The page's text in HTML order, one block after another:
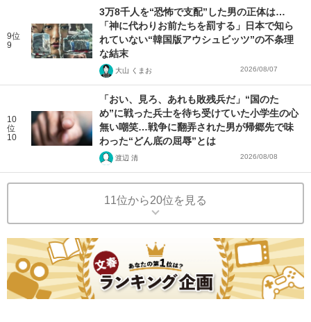
9位
9
3万8千人を“恐怖で支配”した男の正体は…
「神に代わりお前たちを罰する」日本で知ら
れていない“韓国版アウシュビッツ”の不条理
な結末
大山 くまお 2026/08/07
10
位
10
「おい、見ろ、あれも敗残兵だ」“国のた
め”に戦った兵士を待ち受けていた小学生の心
無い嘲笑…戦争に翻弄された男が帰郷先で味
わった“どん底の屈辱”とは
渡辺 清 2026/08/08
11位から20位を見る